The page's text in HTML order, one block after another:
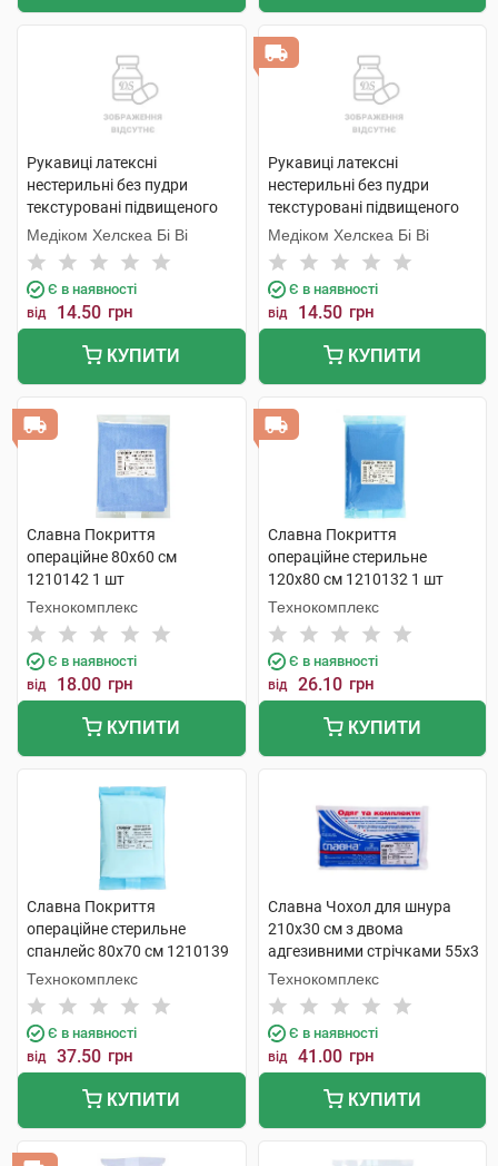
Рукавиці латексні
нестерильні без пудри
текстуровані підвищеного
ризику розмір 8-9 1 пара
Медіком Хелскеа Бі Ві
Є в наявності
від 14.50 грн
КУПИТИ
Рукавиці латексні
нестерильні без пудри
текстуровані підвищеного
ризику розмір 7-8 1 пара
Медіком Хелскеа Бі Ві
Є в наявності
від 14.50 грн
КУПИТИ
Славна Покриття
операційне 80х60 см
1210142 1 шт
Технокомплекс
Є в наявності
від 18.00 грн
КУПИТИ
Славна Покриття
операційне стерильне
120х80 см 1210132 1 шт
Технокомплекс
Є в наявності
від 26.10 грн
КУПИТИ
Славна Покриття
операційне стерильне
спанлейс 80х70 см 1210139
1 шт
Технокомплекс
Є в наявності
від 37.50 грн
КУПИТИ
Славна Чохол для шнура
210х30 см з двома
адгезивними стрічками 55х3
см 1211293 1 шт
Технокомплекс
Є в наявності
від 41.00 грн
КУПИТИ